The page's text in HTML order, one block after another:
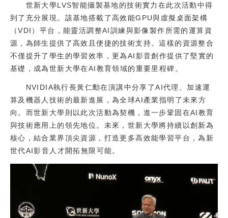
世新大學LVS智能攝製基地的技術實力在此次活動中得
到了充分展現。該基地搭載了高效能GPU與虛擬桌面架構
（VDI）平台，能靈活調整AI訓練與影像製作所需的運算資
源，為師生提供了高效且便捷的技術支持。這樣的資源整合
不僅提升了學生的學習效率，更為AI影音創作提供了堅實的
基礎，成為世新大學在AI教育領域的重要里程碑。
NVIDIA執行長黃仁勳在演講中分享了AI代理、加速運
算及機器人技術的最新進展，為全球AI產業指明了未來方
向。而世新大學則以此次活動為契機，進一步鞏固在AI教育
與技術應用上的領先地位。未來，世新大學將持續以創新為
核心，結合業界頂尖資源，打造更多高效能學習平台，為新
世代AI影音人才開拓無限可能。